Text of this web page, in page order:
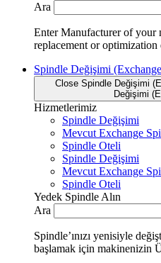
Ara
Enter Manufacturer of your
replacement or
Spindle Değişimi
Close Spindle Değişimi
Değişimi
Hizmetlerimiz
Spindle Değişimi
Mevcut Exchange
Spindle Oteli
Spindle Değişimi
Mevcut Exchange
Spindle Oteli
Yedek Spindle Alın
Ara
Spindle’ınızı yenisiyle
başlamak için makinenizin